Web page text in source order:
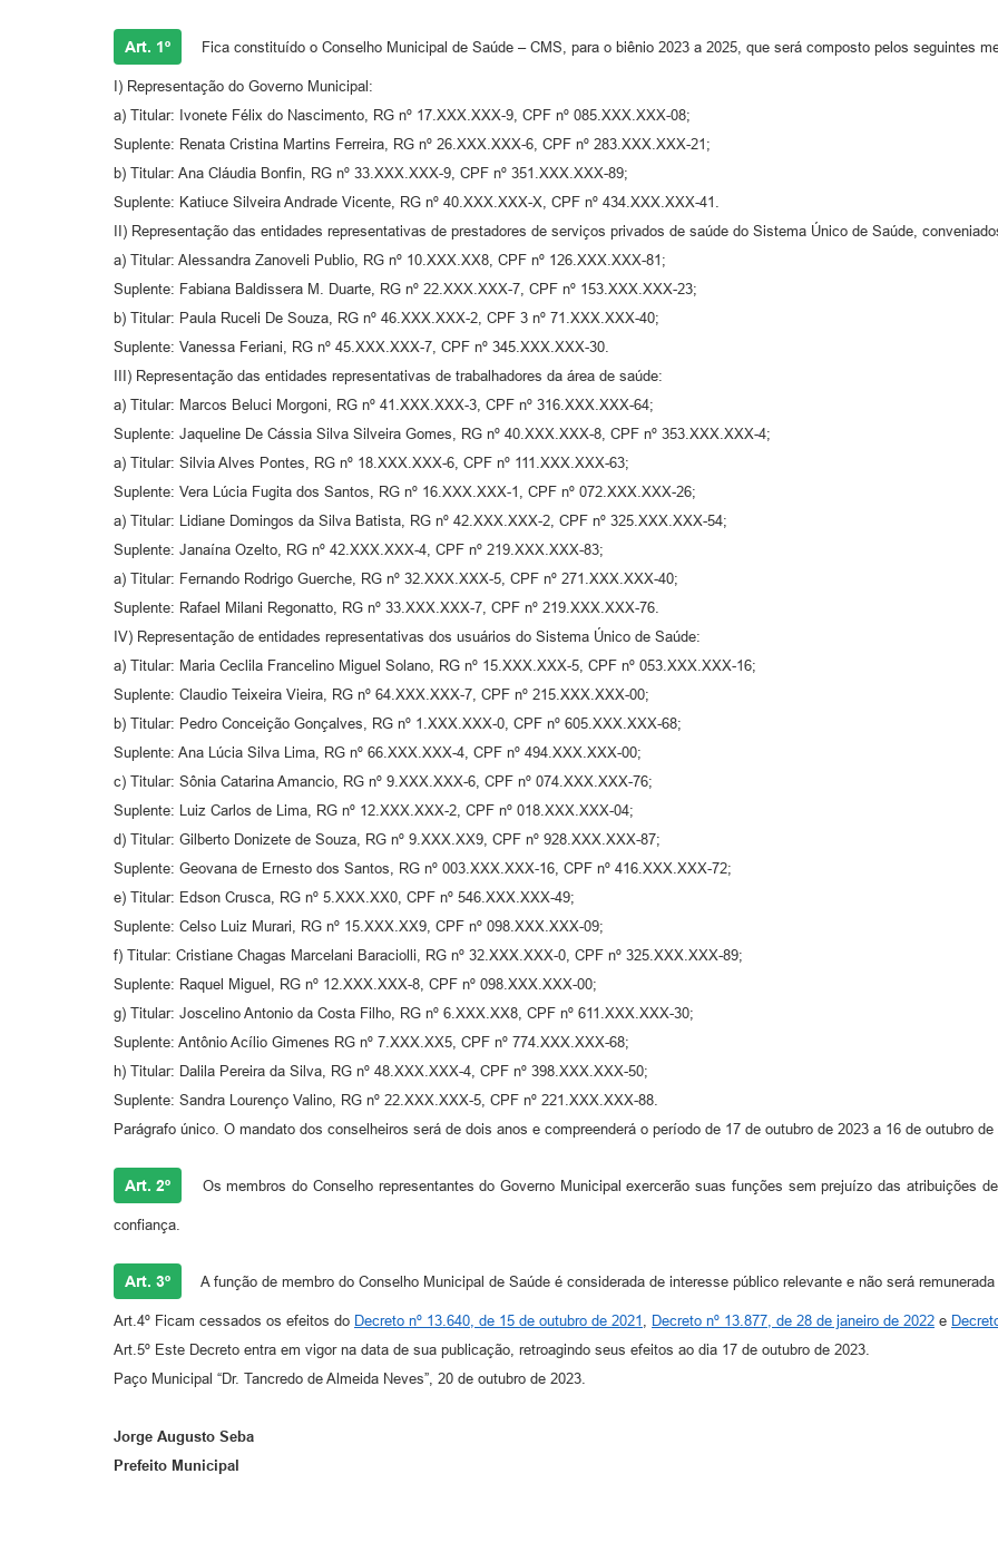
Art. 1º Fica constituído o Conselho Municipal de Saúde – CMS, para o biênio 2023 a 2025, que será composto pelos seguintes
I) Representação do Governo Municipal:
a) Titular: Ivonete Félix do Nascimento, RG nº 17.XXX.XXX-9, CPF nº 085.XXX.XXX-08;
Suplente: Renata Cristina Martins Ferreira, RG nº 26.XXX.XXX-6, CPF nº 283.XXX.XXX-21;
b) Titular: Ana Cláudia Bonfin, RG nº 33.XXX.XXX-9, CPF nº 351.XXX.XXX-89;
Suplente: Katiuce Silveira Andrade Vicente, RG nº 40.XXX.XXX-X, CPF nº 434.XXX.XXX-41.
II) Representação das entidades representativas de prestadores de serviços privados de saúde do Sistema Único de Saúde,
a) Titular: Alessandra Zanoveli Publio, RG nº 10.XXX.XX8, CPF nº 126.XXX.XXX-81;
Suplente: Fabiana Baldissera M. Duarte, RG nº 22.XXX.XXX-7, CPF nº 153.XXX.XXX-23;
b) Titular: Paula Ruceli De Souza, RG nº 46.XXX.XXX-2, CPF 3 nº 71.XXX.XXX-40;
Suplente: Vanessa Feriani, RG nº 45.XXX.XXX-7, CPF nº 345.XXX.XXX-30.
III) Representação das entidades representativas de trabalhadores da área de saúde:
a) Titular: Marcos Beluci Morgoni, RG nº 41.XXX.XXX-3, CPF nº 316.XXX.XXX-64;
Suplente: Jaqueline De Cássia Silva Silveira Gomes, RG nº 40.XXX.XXX-8, CPF nº 353.XXX.XXX-4;
a) Titular: Silvia Alves Pontes, RG nº 18.XXX.XXX-6, CPF nº 111.XXX.XXX-63;
Suplente: Vera Lúcia Fugita dos Santos, RG nº 16.XXX.XXX-1, CPF nº 072.XXX.XXX-26;
a) Titular: Lidiane Domingos da Silva Batista, RG nº 42.XXX.XXX-2, CPF nº 325.XXX.XXX-54;
Suplente: Janaína Ozelto, RG nº 42.XXX.XXX-4, CPF nº 219.XXX.XXX-83;
a) Titular: Fernando Rodrigo Guerche, RG nº 32.XXX.XXX-5, CPF nº 271.XXX.XXX-40;
Suplente: Rafael Milani Regonatto, RG nº 33.XXX.XXX-7, CPF nº 219.XXX.XXX-76.
IV) Representação de entidades representativas dos usuários do Sistema Único de Saúde:
a) Titular: Maria Ceclila Francelino Miguel Solano, RG nº 15.XXX.XXX-5, CPF nº 053.XXX.XXX-16;
Suplente: Claudio Teixeira Vieira, RG nº 64.XXX.XXX-7, CPF nº 215.XXX.XXX-00;
b) Titular: Pedro Conceição Gonçalves, RG nº 1.XXX.XXX-0, CPF nº 605.XXX.XXX-68;
Suplente: Ana Lúcia Silva Lima, RG nº 66.XXX.XXX-4, CPF nº 494.XXX.XXX-00;
c) Titular: Sônia Catarina Amancio, RG nº 9.XXX.XXX-6, CPF nº 074.XXX.XXX-76;
Suplente: Luiz Carlos de Lima, RG nº 12.XXX.XXX-2, CPF nº 018.XXX.XXX-04;
d) Titular: Gilberto Donizete de Souza, RG nº 9.XXX.XX9, CPF nº 928.XXX.XXX-87;
Suplente: Geovana de Ernesto dos Santos, RG nº 003.XXX.XXX-16, CPF nº 416.XXX.XXX-72;
e) Titular: Edson Crusca, RG nº 5.XXX.XX0, CPF nº 546.XXX.XXX-49;
Suplente: Celso Luiz Murari, RG nº 15.XXX.XX9, CPF nº 098.XXX.XXX-09;
f) Titular: Cristiane Chagas Marcelani Baraciolli, RG nº 32.XXX.XXX-0, CPF nº 325.XXX.XXX-89;
Suplente: Raquel Miguel, RG nº 12.XXX.XXX-8, CPF nº 098.XXX.XXX-00;
g) Titular: Joscelino Antonio da Costa Filho, RG nº 6.XXX.XX8, CPF nº 611.XXX.XXX-30;
Suplente: Antônio Acílio Gimenes RG nº 7.XXX.XX5, CPF nº 774.XXX.XXX-68;
h) Titular: Dalila Pereira da Silva, RG nº 48.XXX.XXX-4, CPF nº 398.XXX.XXX-50;
Suplente: Sandra Lourenço Valino, RG nº 22.XXX.XXX-5, CPF nº 221.XXX.XXX-88.
Parágrafo único. O mandato dos conselheiros será de dois anos e compreenderá o período de 17 de outubro de 2023 a 16 de outubro de
Art. 2º Os membros do Conselho representantes do Governo Municipal exercerão suas funções sem prejuízo das atribuições
confiança.
Art. 3º A função de membro do Conselho Municipal de Saúde é considerada de interesse público relevante e não será remunerada
Art.4º Ficam cessados os efeitos do Decreto nº 13.640, de 15 de outubro de 2021 Decreto nº 13.877, de 28 de janeiro de 2022 e
Art.5º Este Decreto entra em vigor na data de sua publicação, retroagindo seus efeitos ao dia 17 de outubro de 2023.
Paço Municipal “Dr. Tancredo de Almeida Neves”, 20 de outubro de 2023.
Jorge Augusto Seba
Prefeito Municipal